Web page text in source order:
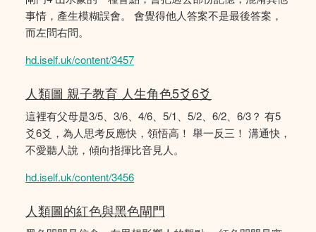
事情，產生模糊誤會。 會覺得他人答案不是最後答案，
而左問右問。
hd.iself.uk/content/3457
人類圖 親子教育 人生角色5爻6爻
這裡有父母是3/5、3/6、4/6、5/1、5/2、6/2、6/3？ 有5
爻6爻，為人思考反應快，領悟高！ 舉一反三！ 溝通快，
不愛聽人說，傾向指揮比音見人。
hd.iself.uk/content/3456
人類圖的紅色與黑色閘門